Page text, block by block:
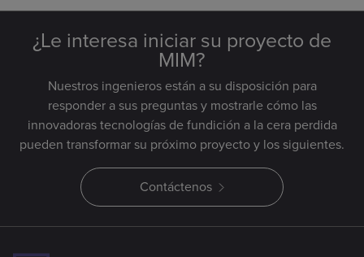
¿Le interesa iniciar su proyecto de
MIM?
Nuestros ingenieros están a su disposición para
responder a sus preguntas y mostrarle cómo las
innovadoras tecnologías de fundición a la cera perdida
pueden transformar su próximo proyecto y los siguientes.
Contáctenos